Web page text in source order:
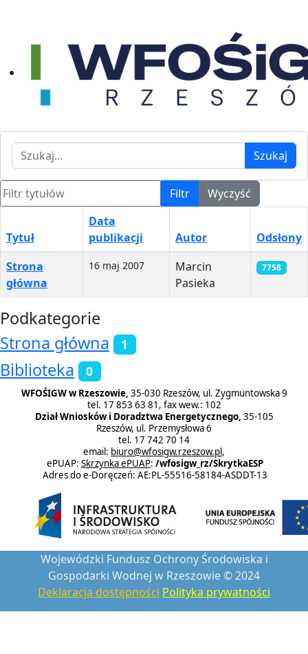
Szukaj Szukaj
Filtr tytułów Filtr Wyczyść
Spis artykułów
Tytuł
Data
publikacji
Autor
Odsłony
Strona
główna
16 maj 2007
Marcin
Pasieka
7758
Podkategorie
Strona główna
1
Biblioteka 0
WFOŚIGW w Rzeszowie, 35-030 Rzeszów, ul. Zygmuntowska 9
tel. 17 853 63 81, fax wew.: 102
Dział Wniosków i Doradztwa Energetycznego, 35-105
Rzeszów, ul. Przemysłowa 6
tel. 17 742 70 14
email: biuro@wfosigw.rzeszow.pl ,
ePUAP: Skrzynka ePUAP: /wfosigw_rz/SkrytkaESP
Adres do e-Doręczeń: AE:PL-55516-58184-ASDDT-13
Wojewódzki Fundusz Ochrony Środowiska i
Gospodarki Wodnej w Rzeszowie © 2024
Deklaracja dostępności Polityka prywatności